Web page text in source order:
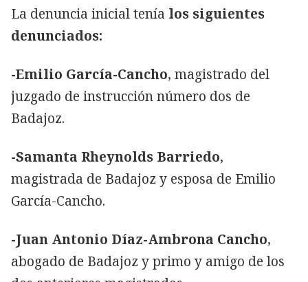
La denuncia inicial tenía los siguientes
denunciados:
-Emilio García-Cancho, magistrado del
juzgado de instrucción número dos de
Badajoz.
-Samanta Rheynolds Barriedo,
magistrada de Badajoz y esposa de Emilio
García-Cancho.
-Juan Antonio Díaz-Ambrona Cancho,
abogado de Badajoz y primo y amigo de los